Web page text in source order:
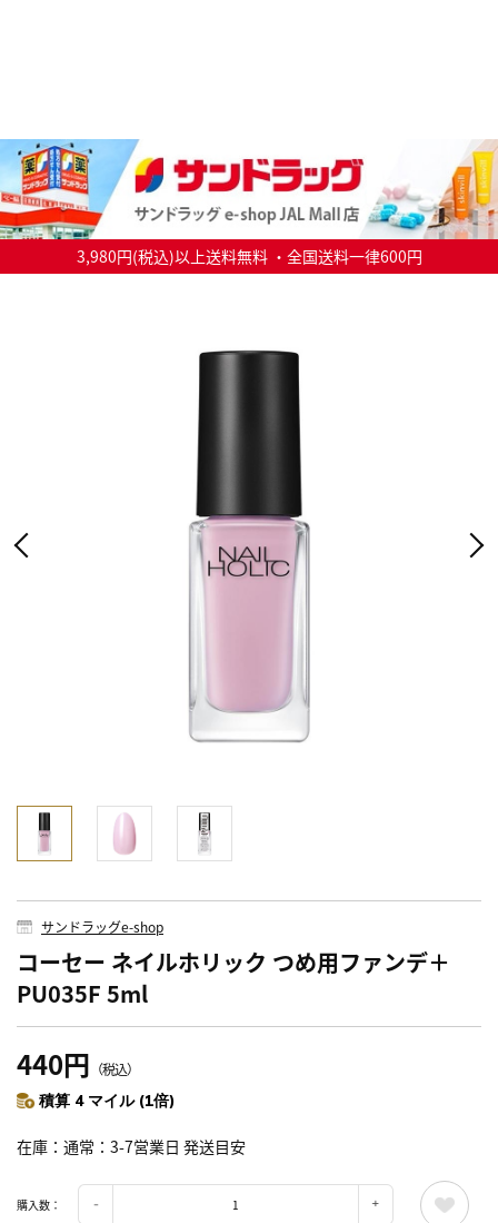
3,980円(税込)以上送料無料 ・全国送料一律600円
サンドラッグe-shop
コーセー ネイルホリック つめ用ファンデ＋
PU035F 5ml
440円 （税込）
積算 4 マイル (1倍)
在庫 通常：3-7営業日 発送目安
購入数：